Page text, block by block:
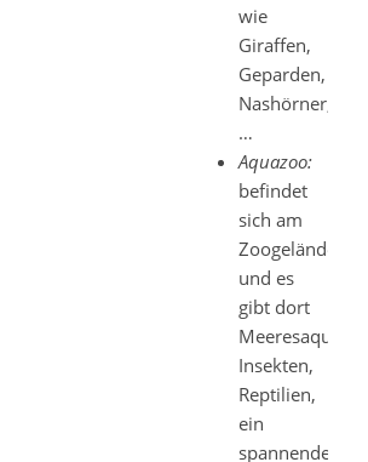
wie
Giraffen,
Geparden,
Nashörner,
…
Aquazoo:
befindet
sich am
Zoogelände
und es
gibt dort
Meeresaquarien,
Insekten,
Reptilien,
ein
spannendes